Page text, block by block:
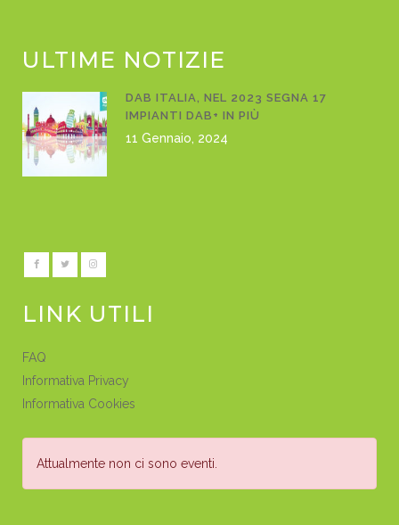
ULTIME NOTIZIE
DAB ITALIA, NEL 2023 SEGNA 17
IMPIANTI DAB+ IN PIÙ
11 Gennaio, 2024
LINK UTILI
FAQ
Informativa Privacy
Informativa Cookies
Attualmente non ci sono eventi.